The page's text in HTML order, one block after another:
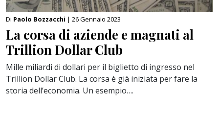
Di Paolo Bozzacchi | 26 Gennaio 2023
La corsa di aziende e magnati al
Trillion Dollar Club
Mille miliardi di dollari per il biglietto di ingresso nel
Trillion Dollar Club. La corsa è già iniziata per fare la
storia dell’economia. Un esempio….